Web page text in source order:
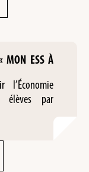
MON ESS À
l’Économie
par